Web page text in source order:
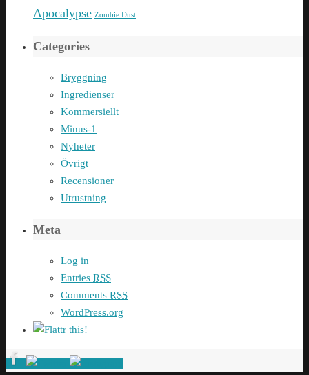
Apocalypse Zombie Dust
Categories
Bryggning
Ingredienser
Kommersiellt
Minus-1
Nyheter
Övrigt
Recensioner
Utrustning
Meta
Log in
Entries RSS
Comments RSS
WordPress.org